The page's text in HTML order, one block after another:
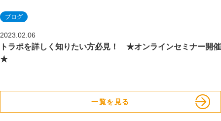
ブログ
2023.02.06
トラポを詳しく知りたい方必見！ ★オンラインセミナー開催
★
一覧を見る